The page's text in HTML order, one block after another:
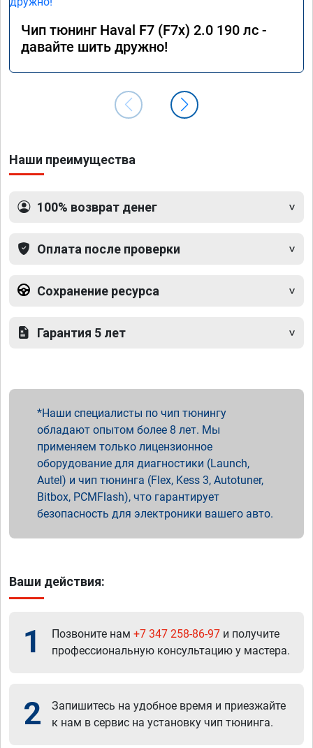
Чип тюнинг Haval F7 (F7x) 2.0 190 лс -
давайте шить дружно!
Наши преимущества
100% возврат денег
Оплата после проверки
Сохранение ресурса
Гарантия 5 лет
Наши специалисты по чип тюнингу
обладают опытом более 8 лет. Мы
применяем только лицензионное
оборудование для диагностики (Launch,
Autel) и чип тюнинга (Flex, Kess 3, Autotuner,
Bitbox, PCMFlash), что гарантирует
безопасность для электроники вашего авто.
Ваши действия:
1 Позвоните нам +7 347 258-86-97 и получите
профессиональную консультацию у мастера.
2
Запишитесь на удобное время и приезжайте
к нам в сервис на установку чип тюнинга.